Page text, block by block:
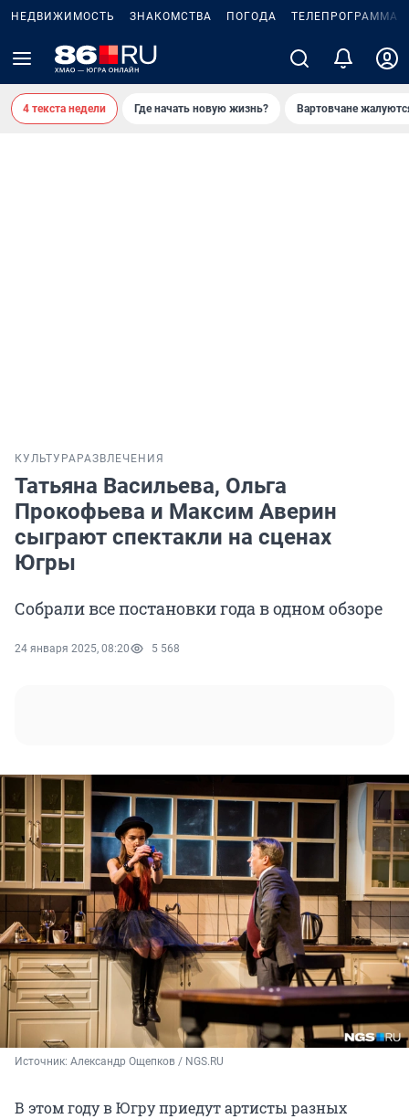
НЕДВИЖИМОСТЬ ЗНАКОМСТВА ПОГОДА ТЕЛЕПРОГРАММА
4 текста недели Где начать новую жизнь? Вартовчане
КУЛЬТУРА РАЗВЛЕЧЕНИЯ
Татьяна Васильева, Ольга
Прокофьева и Максим Аверин
сыграют спектакли на сценах
Югры
Собрали все постановки года в одном обзоре
24 января 2025, 08:20 5 568
Источник: Александр Ощепков / NGS.RU
В этом году в Югру приедут артисты разных